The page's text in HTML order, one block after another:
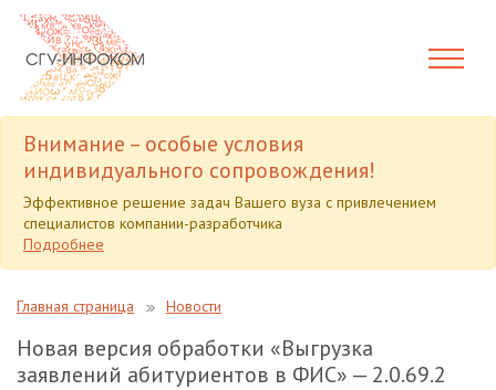
Внимание – особые условия
индивидуального сопровождения!
Эффективное решение задач Вашего вуза с привлечением
специалистов компании-разработчика
Подробнее
Главная страница Новости
Новая версия обработки «Выгрузка
заявлений абитуриентов в ФИС» — 2.0.69.2